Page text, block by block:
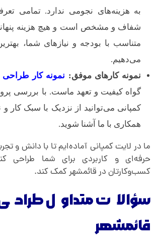
به هزینه‌های نجومی ندارد. تمامی
شفاف و مشخص است و هیچ هزینه
متناسب با بودجه و نیازهای شما،
می‌دهیم.
نمونه کارهای موفق: نمونه کار
گواه کیفیت و تعهد ماست. با بررسی
کمپانی می‌توانید از نزدیک با سبک کار و
همکاری با ما آشنا شوید.
ما در لایت کمپانی آماده‌ایم تا با دانش و
حرفه‌ای و کاربردی برای شما طراحی
کسب‌وکارتان در قائمشهر کمک کند.
سؤالات متداول
قائمشهر